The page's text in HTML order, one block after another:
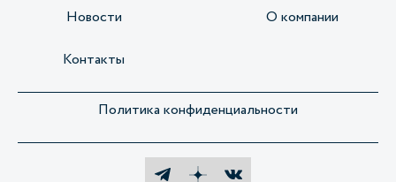
Новости О компании
Контакты
Политика конфиденциальности